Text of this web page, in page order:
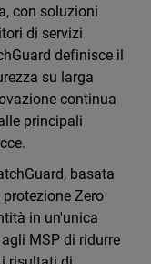
con soluzioni
di servizi
definisce il
su larga
continua
principali
basata
Zero
in un'unica
MSP di ridurre